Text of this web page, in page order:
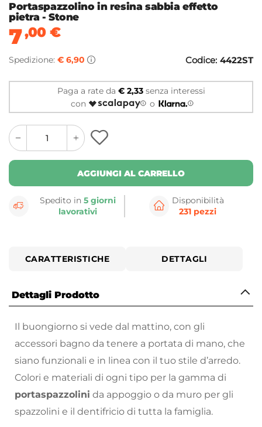
Portaspazzolino in resina sabbia effetto
pietra - Stone
7,00 €
Spedizione: € 6,90 Codice: 4422ST
Paga a rate da € 2,33senza interessi
con
o
quantity
button
quantity
minus
button
AGGIUNGI AL CARRELLO
Spedito in5 giorni
lavorativi
Disponibilità
231 pezzi
CARATTERISTICHE DETTAGLI
Dettagli Prodotto
Il buongiorno si vede dal mattino, con gli
accessori bagno da tenere a portata di mano, che
siano funzionali e in linea con il tuo stile d’arredo.
Colori e materiali di ogni tipo per la gamma di
portaspazzolini da appoggio o da muro per gli
spazzolini e il dentifricio di tutta la famiglia.